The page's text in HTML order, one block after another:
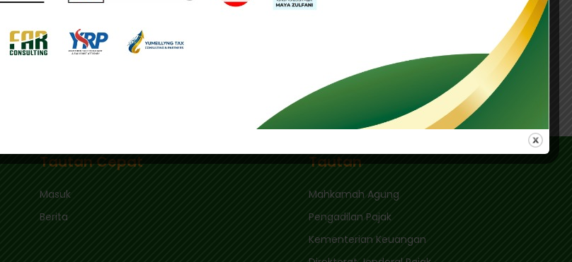
Orang Kaya hingga Grup Usaha Jadi Fokus Pengawasan Pemerintah pada 2027
Tautan Cepat
Masuk
Berita
Tautan
Mahkamah Agung
Pengadilan Pajak
Kementerian Keuangan